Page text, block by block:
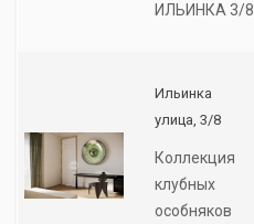
ИЛЬИНКА 3/8
Ильинка
улица, 3/8
Коллекция
клубных
особняков